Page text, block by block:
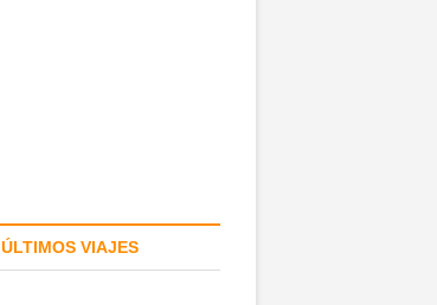
ÚLTIMOS VIAJES